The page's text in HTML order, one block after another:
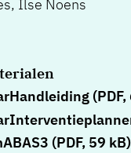
, Ilse Noens
(PDF,
(PDF, 59 kB)